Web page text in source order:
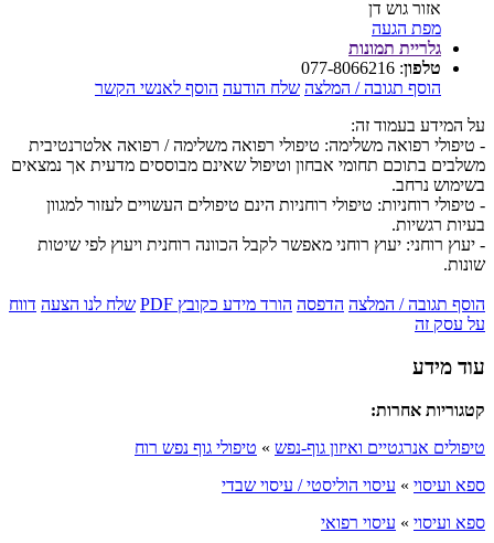
אזור גוש דן
מפת הגעה
גלריית תמונות
טלפון:
077-8066216
הוסף תגובה / המלצה שלח הודעה הוסף לאנשי הקשר
על המידע בעמוד זה:
- טיפולי רפואה משלימה: טיפולי רפואה משלימה / רפואה אלטרנטיבית
משלבים בתוכם תחומי אבחון וטיפול שאינם מבוססים מדעית אך נמצאים
בשימוש נרחב.
- טיפולי רוחניות: טיפולי רוחניות הינם טיפולים העשויים לעזור למגוון
בעיות רגשיות.
- יעוץ רוחני: יעוץ רוחני מאפשר לקבל הכוונה רוחנית ויעוץ לפי שיטות
שונות.
הוסף תגובה / המלצה הדפסה הורד מידע כקובץ PDF שלח לנו הצעה דווח
על עסק זה
עוד מידע
קטגוריות אחרות:
טיפולים אנרגטיים ואיזון גוף-נפש » טיפולי גוף נפש רוח
ספא ועיסוי » עיסוי הוליסטי / עיסוי שבדי
ספא ועיסוי » עיסוי רפואי